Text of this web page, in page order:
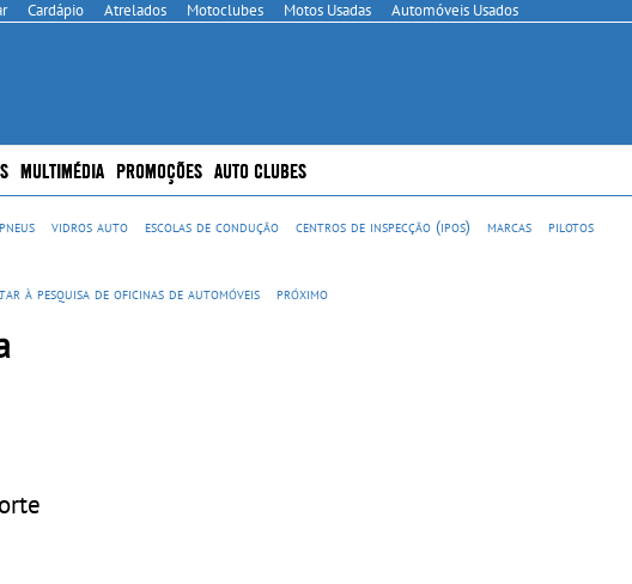
Cardápio Atrelados Motoclubes Motos Usadas Automóveis Usados
MULTIMÉDIA PROMOÇÕES AUTO CLUBES
pneus vidros auto escolas de condução centros de inspecção (ipos) marcas
pilotos
à pesquisa de oficinas de automóveis próximo